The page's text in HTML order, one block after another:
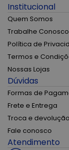
Institucional
Quem Somos
Trabalhe Conosco
Política de
Termos e
Nossas Lojas
Dúvidas
Formas de
Frete e Entrega
Troca e devolução
Fale conosco
Atendimento